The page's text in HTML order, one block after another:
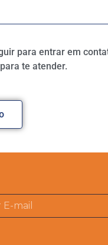
para entrar em
te atender.